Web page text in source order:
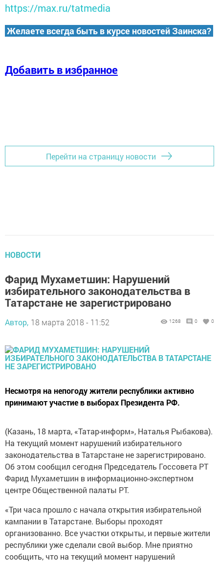
https://max.ru/tatmedia
Желаете всегда быть в курсе новостей Заинска?
Добавить в избранное
Перейти на страницу новости
НОВОСТИ
Фарид Мухаметшин: Нарушений
избирательного законодательства в
Татарстане не зарегистрировано
Автор, 18 марта 2018 - 11:52 1268 0 0
Несмотря на непогоду жители республики активно
принимают участие в выборах Президента РФ.
(Казань, 18 марта, «Татар-информ», Наталья Рыбакова).
На текущий момент нарушений избирательного
законодательства в Татарстане не зарегистрировано.
Об этом сообщил сегодня Председатель Госсовета РТ
Фарид Мухаметшин в информационно-экспертном
центре Общественной палаты РТ.
«Три часа прошло с начала открытия избирательной
кампании в Татарстане. Выборы проходят
организованно. Все участки открыты, и первые жители
республики уже сделали свой выбор. Мне приятно
сообщить, что на текущий момент нарушений